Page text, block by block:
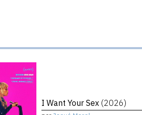
I Want Your Sex (2026)